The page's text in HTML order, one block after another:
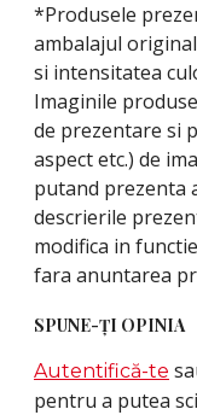
*Produsele
ambalajul
si intensitatea
Imaginile
de prezentare si
aspect etc.) de
putand prezenta
descrierile
modifica in
fara anuntarea
SPUNE-ŢI OPINIA
Autentifică-te
pentru a putea